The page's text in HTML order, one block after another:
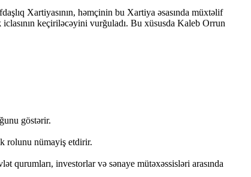
Xartiyasının, həmçinin bu Xartiya əsasında müxtəlif
keçiriləcəyini vurğuladı. Bu xüsusda Kaleb Orrun
göstərir.
rolunu nümayiş etdirir.
qurumları, investorlar və sənaye mütəxəssisləri arasında